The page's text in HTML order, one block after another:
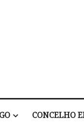
CONCELHO